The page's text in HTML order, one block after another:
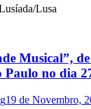
Lusa
Musical”,
Paulo no dia
19 de Novembro,